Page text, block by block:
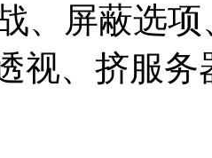
、屏蔽选
视、挤服